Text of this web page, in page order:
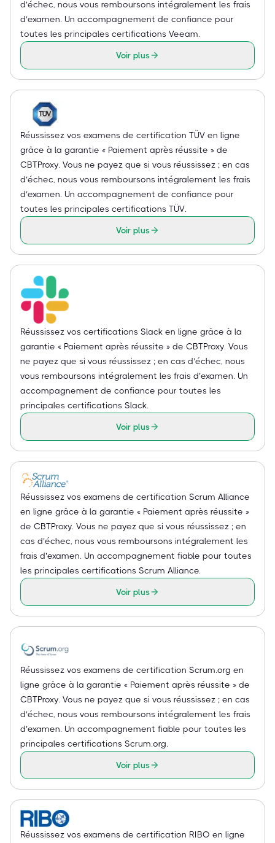
d’échec, nous vous remboursons intégralement les frais
d’examen. Un accompagnement de confiance pour
toutes les principales certifications Veeam.
Voir plus
Réussissez vos examens de certification TÜV en ligne
grâce à la garantie « Paiement après réussite » de
CBTProxy. Vous ne payez que si vous réussissez ; en cas
d’échec, nous vous remboursons intégralement les frais
d’examen. Un accompagnement de confiance pour
toutes les principales certifications TÜV.
Voir plus
Réussissez vos certifications Slack en ligne grâce à la
garantie « Paiement après réussite » de CBTProxy. Vous
ne payez que si vous réussissez ; en cas d’échec, nous
vous remboursons intégralement les frais d’examen. Un
accompagnement de confiance pour toutes les
principales certifications Slack.
Voir plus
Réussissez vos examens de certification Scrum Alliance
en ligne grâce à la garantie « Paiement après réussite »
de CBTProxy. Vous ne payez que si vous réussissez ; en
cas d’échec, nous vous remboursons intégralement les
frais d’examen. Un accompagnement fiable pour toutes
les principales certifications Scrum Alliance.
Voir plus
Réussissez vos examens de certification Scrum.org en
ligne grâce à la garantie « Paiement après réussite » de
CBTProxy. Vous ne payez que si vous réussissez ; en cas
d’échec, nous vous remboursons intégralement les frais
d’examen. Un accompagnement fiable pour toutes les
principales certifications Scrum.org.
Voir plus
Réussissez vos examens de certification RIBO en ligne